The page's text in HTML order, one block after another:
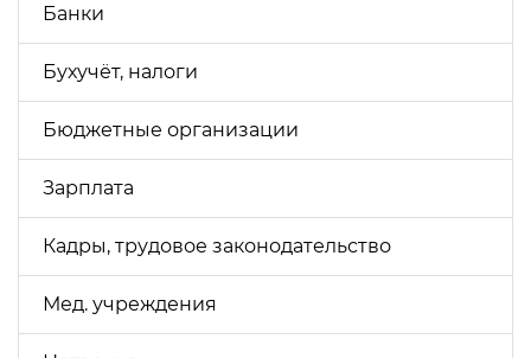
Банки
Бухучёт, налоги
Бюджетные организации
Зарплата
Кадры, трудовое законодательство
Мед. учреждения